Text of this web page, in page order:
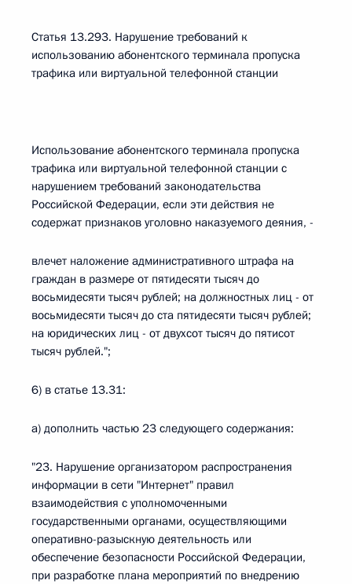
Статья 13.293. Нарушение требований к
использованию абонентского терминала пропуска
трафика или виртуальной телефонной станции
Использование абонентского терминала пропуска
трафика или виртуальной телефонной станции с
нарушением требований законодательства
Российской Федерации, если эти действия не
содержат признаков уголовно наказуемого деяния, -
влечет наложение административного штрафа на
граждан в размере от пятидесяти тысяч до
восьмидесяти тысяч рублей; на должностных лиц - от
восьмидесяти тысяч до ста пятидесяти тысяч рублей;
на юридических лиц - от двухсот тысяч до пятисот
тысяч рублей.";
6) в статье 13.31:
а) дополнить частью 23 следующего содержания:
"23. Нарушение организатором распространения
информации в сети "Интернет" правил
взаимодействия с уполномоченными
государственными органами, осуществляющими
оперативно-разыскную деятельность или
обеспечение безопасности Российской Федерации,
при разработке плана мероприятий по внедрению